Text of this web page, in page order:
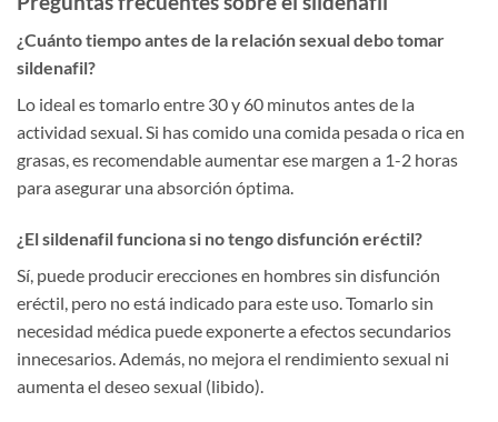
¿Cuánto tiempo antes de la relación sexual debo tomar
sildenafil?
Lo ideal es tomarlo entre 30 y 60 minutos antes de la
actividad sexual. Si has comido una comida pesada o rica en
grasas, es recomendable aumentar ese margen a 1-2 horas
para asegurar una absorción óptima.
¿El sildenafil funciona si no tengo disfunción eréctil?
Sí, puede producir erecciones en hombres sin disfunción
eréctil, pero no está indicado para este uso. Tomarlo sin
necesidad médica puede exponerte a efectos secundarios
innecesarios. Además, no mejora el rendimiento sexual ni
aumenta el deseo sexual (libido).